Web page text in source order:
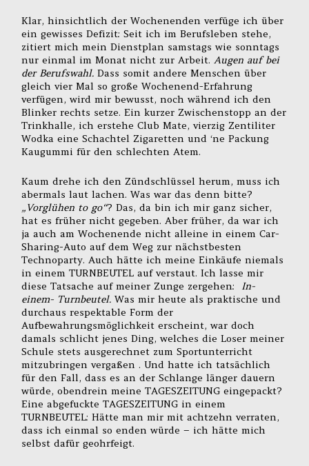
Klar, hinsichtlich der Wochenenden verfüge ich über
ein gewisses Defizit: Seit ich im Berufsleben stehe,
zitiert mich mein Dienstplan samstags wie sonntags
nur einmal im Monat nicht zur Arbeit.Augen auf bei
der Berufswahl. Dass somit andere Menschen über
gleich vier Mal so große Wochenend-Erfahrung
verfügen, wird mir bewusst, noch während ich den
Blinker rechts setze. Ein kurzer Zwischenstopp an der
Trinkhalle, ich erstehe Club Mate, vierzig Zentiliter
Wodka eine Schachtel Zigaretten und ‘ne Packung
Kaugummi für den schlechten Atem.
Kaum drehe ich den Zündschlüssel herum, muss ich
abermals laut lachen. Was war das denn bitte?
„Vorglühen to go“? Das, da bin ich mir ganz sicher,
hat es früher nicht gegeben. Aber früher, da war ich
ja auch am Wochenende nicht alleine in einem Car-
Sharing-Auto auf dem Weg zur nächstbesten
Technoparty. Auch hätte ich meine Einkäufe niemals
in einem TURNBEUTEL auf verstaut. Ich lasse mir
diese Tatsache auf meiner Zunge zergehen: In-
einem- Turnbeutel. Was mir heute als praktische und
durchaus respektable Form der
Aufbewahrungsmöglichkeit erscheint, war doch
damals schlicht jenes Ding, welches die Loser meiner
Schule stets ausgerechnet zum Sportunterricht
mitzubringen vergaßen . Und hatte ich tatsächlich
für den Fall, dass es an der Schlange länger dauern
würde, obendrein meine TAGESZEITUNG eingepackt?
Eine abgefuckte TAGESZEITUNG in einem
TURNBEUTEL: Hätte man mir mit achtzehn verraten,
dass ich einmal so enden würde – ich hätte mich
selbst dafür geohrfeigt.